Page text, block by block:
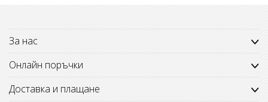
За нас
Онлайн поръчки
Доставка и плащане